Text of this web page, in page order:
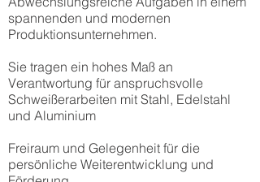
spannenden und modernen
Produktionsunternehmen.
Sie tragen ein hohes Maß an
Verantwortung für anspruchsvolle
Schweißerarbeiten mit Stahl, Edelstahl
und Aluminium
Freiraum und Gelegenheit für die
persönliche Weiterentwicklung und